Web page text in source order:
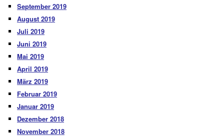
September 2019
August 2019
Juli 2019
Juni 2019
Mai 2019
April 2019
März 2019
Februar 2019
Januar 2019
Dezember 2018
November 2018